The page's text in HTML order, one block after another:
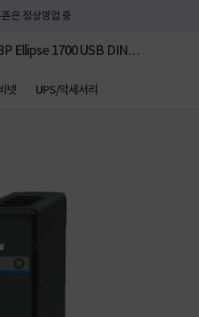
은 정상영업 중
Ellipse 1700 USB DIN
넷 UPS/악세서리